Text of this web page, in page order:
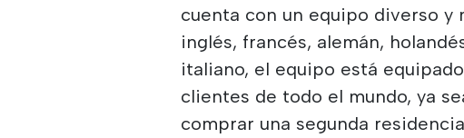
cuenta con un equipo diverso y
inglés, francés, alemán,
italiano, el equipo está
clientes de todo el mundo, ya
comprar una segunda